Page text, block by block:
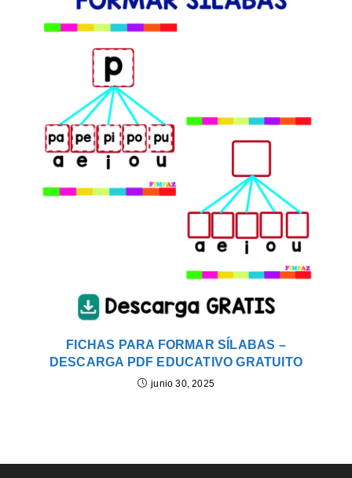
FICHAS PARA FORMAR SÍLABAS –
DESCARGA PDF EDUCATIVO GRATUITO
junio 30, 2025